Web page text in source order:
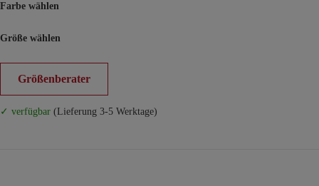
Farbe wählen
Größe wählen
Größenberater
✓ verfügbar (Lieferung 3-5 Werktage)